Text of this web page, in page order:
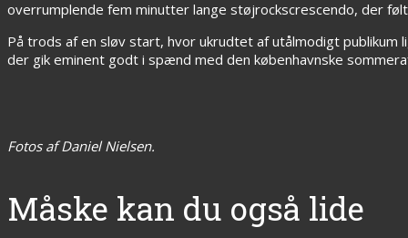
overrumplende fem minutter lange støjrockscrescendo, der
På trods af en sløv start, hvor ukrudtet af utålmodigt publikum
der gik eminent godt i spænd med den københavnske
Fotos af Daniel Nielsen.
Måske kan du også lide